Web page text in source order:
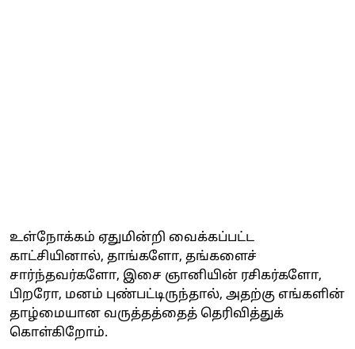
உள்நோக்கம் ஏதுமின்றி வைக்கப்பட்ட
காட்சியினால், தாங்களோ, தங்களைச்
சார்ந்தவர்களோ, இசை ஞானியின் ரசிகர்களோ,
பிறரோ, மனம் புண்பட்டிருந்தால், அதற்கு எங்களின்
தாழ்மையான வருத்தத்தைத் தெரிவித்துக்
கொள்கிறோம்.